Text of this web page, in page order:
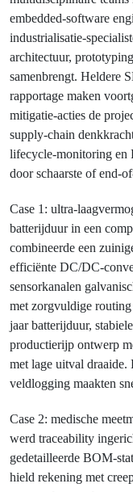
embedded‑software
architectuur,
samenbrengt. Heldere
rapportage maken
mitigatie‑acties de
supply‑chain
lifecycle‑monitoring en
door schaarste of
Case 1:
batterijduur in een
combineerde een
efficiënte DC/
sensorkanalen
met zorgvuldige
jaar batterijduur,
productierijp ontwerp
met lage uitval
veldlogging maakten
Case 2: medische
werd traceability
gedetailleerde
hield rekening met